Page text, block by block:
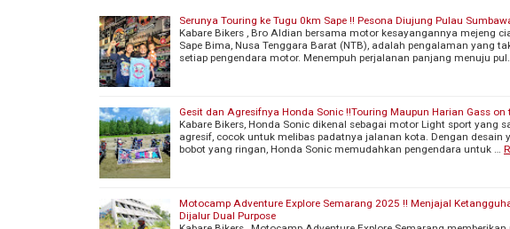
Serunya Touring ke Tugu 0km Sape !! Pesona Diujung Pulau
Kabare Bikers , Bro Aldian bersama motor kesayangannya mejeng
Sape Bima, Nusa Tenggara Barat (NTB), adalah pengalaman yang
setiap pengendara motor. Menempuh perjalanan panjang menuju pul…
Gesit dan Agresifnya Honda Sonic !!Touring Maupun Harian Gass on
Kabare Bikers, Honda Sonic dikenal sebagai motor Light sport yang
agresif, cocok untuk melibas padatnya jalanan kota. Dengan desain
bobot yang ringan, Honda Sonic memudahkan pengendara untuk …
Motocamp Adventure Explore Semarang 2025 !! Menjajal
Dijalur Dual Purpose